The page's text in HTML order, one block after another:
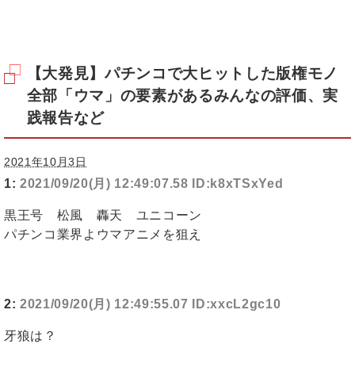
【大発見】パチンコで大ヒットした版権モノ
全部「ウマ」の要素があるみんなの評価、実
践報告など
2021年10月3日
1: 2021/09/20(月) 12:49:07.58 ID:k8xTSxYed
黒王号 松風 轟天 ユニコーン
パチンコ業界よウマアニメを狙え
2: 2021/09/20(月) 12:49:55.07 ID:xxcL2gc10
牙狼は？